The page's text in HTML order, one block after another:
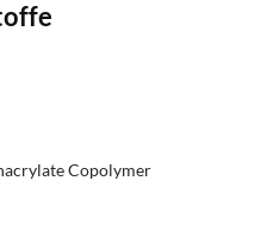
Copolymer